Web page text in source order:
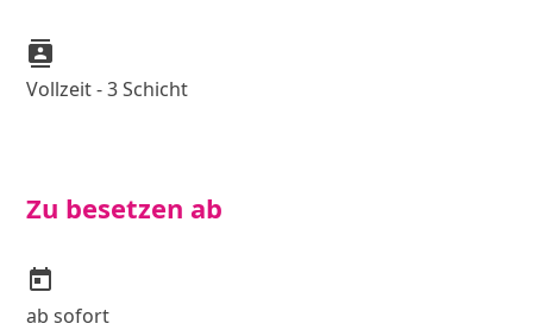
contacts
Vollzeit - 3 Schicht
Zu besetzen ab
today
ab sofort